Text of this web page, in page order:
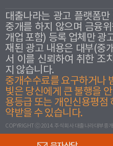
대출나라는 광고 플랫폼
중개를 하지 않으며 금융
개업 포함) 등록 업체만 광
재된 광고 내용은 대부(중
서 이를 신뢰하여 취한 조
지 않습니다.
중개수수료를 요구하거나
빛은 당신에게 큰 불행을
용등급 또는 개인신용평점
약받을 수 있습니다.
COPYRIGHT ⓒ 2014. 주식회사 대출나라대부중개